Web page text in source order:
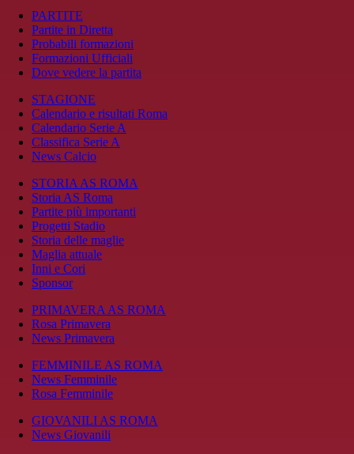
PARTITE
Partite in Diretta
Probabili formazioni
Formazioni Ufficiali
Dove vedere la partita
STAGIONE
Calendario e risultati Roma
Calendario Serie A
Classifica Serie A
News Calcio
STORIA AS ROMA
Storia AS Roma
Partite più importanti
Progetti Stadio
Storia delle maglie
Maglia attuale
Inni e Cori
Sponsor
PRIMAVERA AS ROMA
Rosa Primavera
News Primavera
FEMMINILE AS ROMA
News Femminile
Rosa Femminile
GIOVANILI AS ROMA
News Giovanili